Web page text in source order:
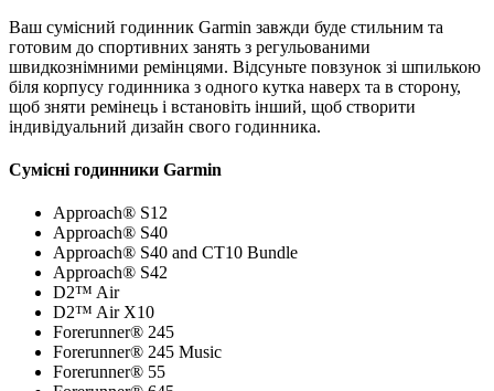
Ваш сумісний годинник Garmin завжди буде стильним та
готовим до спортивних занять з регульованими
швидкознімними ремінцями. Відсуньте повзунок зі шпилькою
біля корпусу годинника з одного кутка наверх та в сторону,
щоб зняти ремінець і встановіть інший, щоб створити
індивідуальний дизайн свого годинника.
Сумісні годинники Garmin
Approach® S12
Approach® S40
Approach® S40 and CT10 Bundle
Approach® S42
D2™ Air
D2™ Air X10
Forerunner® 245
Forerunner® 245 Music
Forerunner® 55